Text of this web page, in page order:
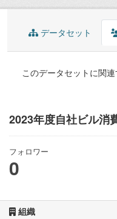
2023年度自社ビル消
フォロワー
0
組織
データセット
このデータセットに関